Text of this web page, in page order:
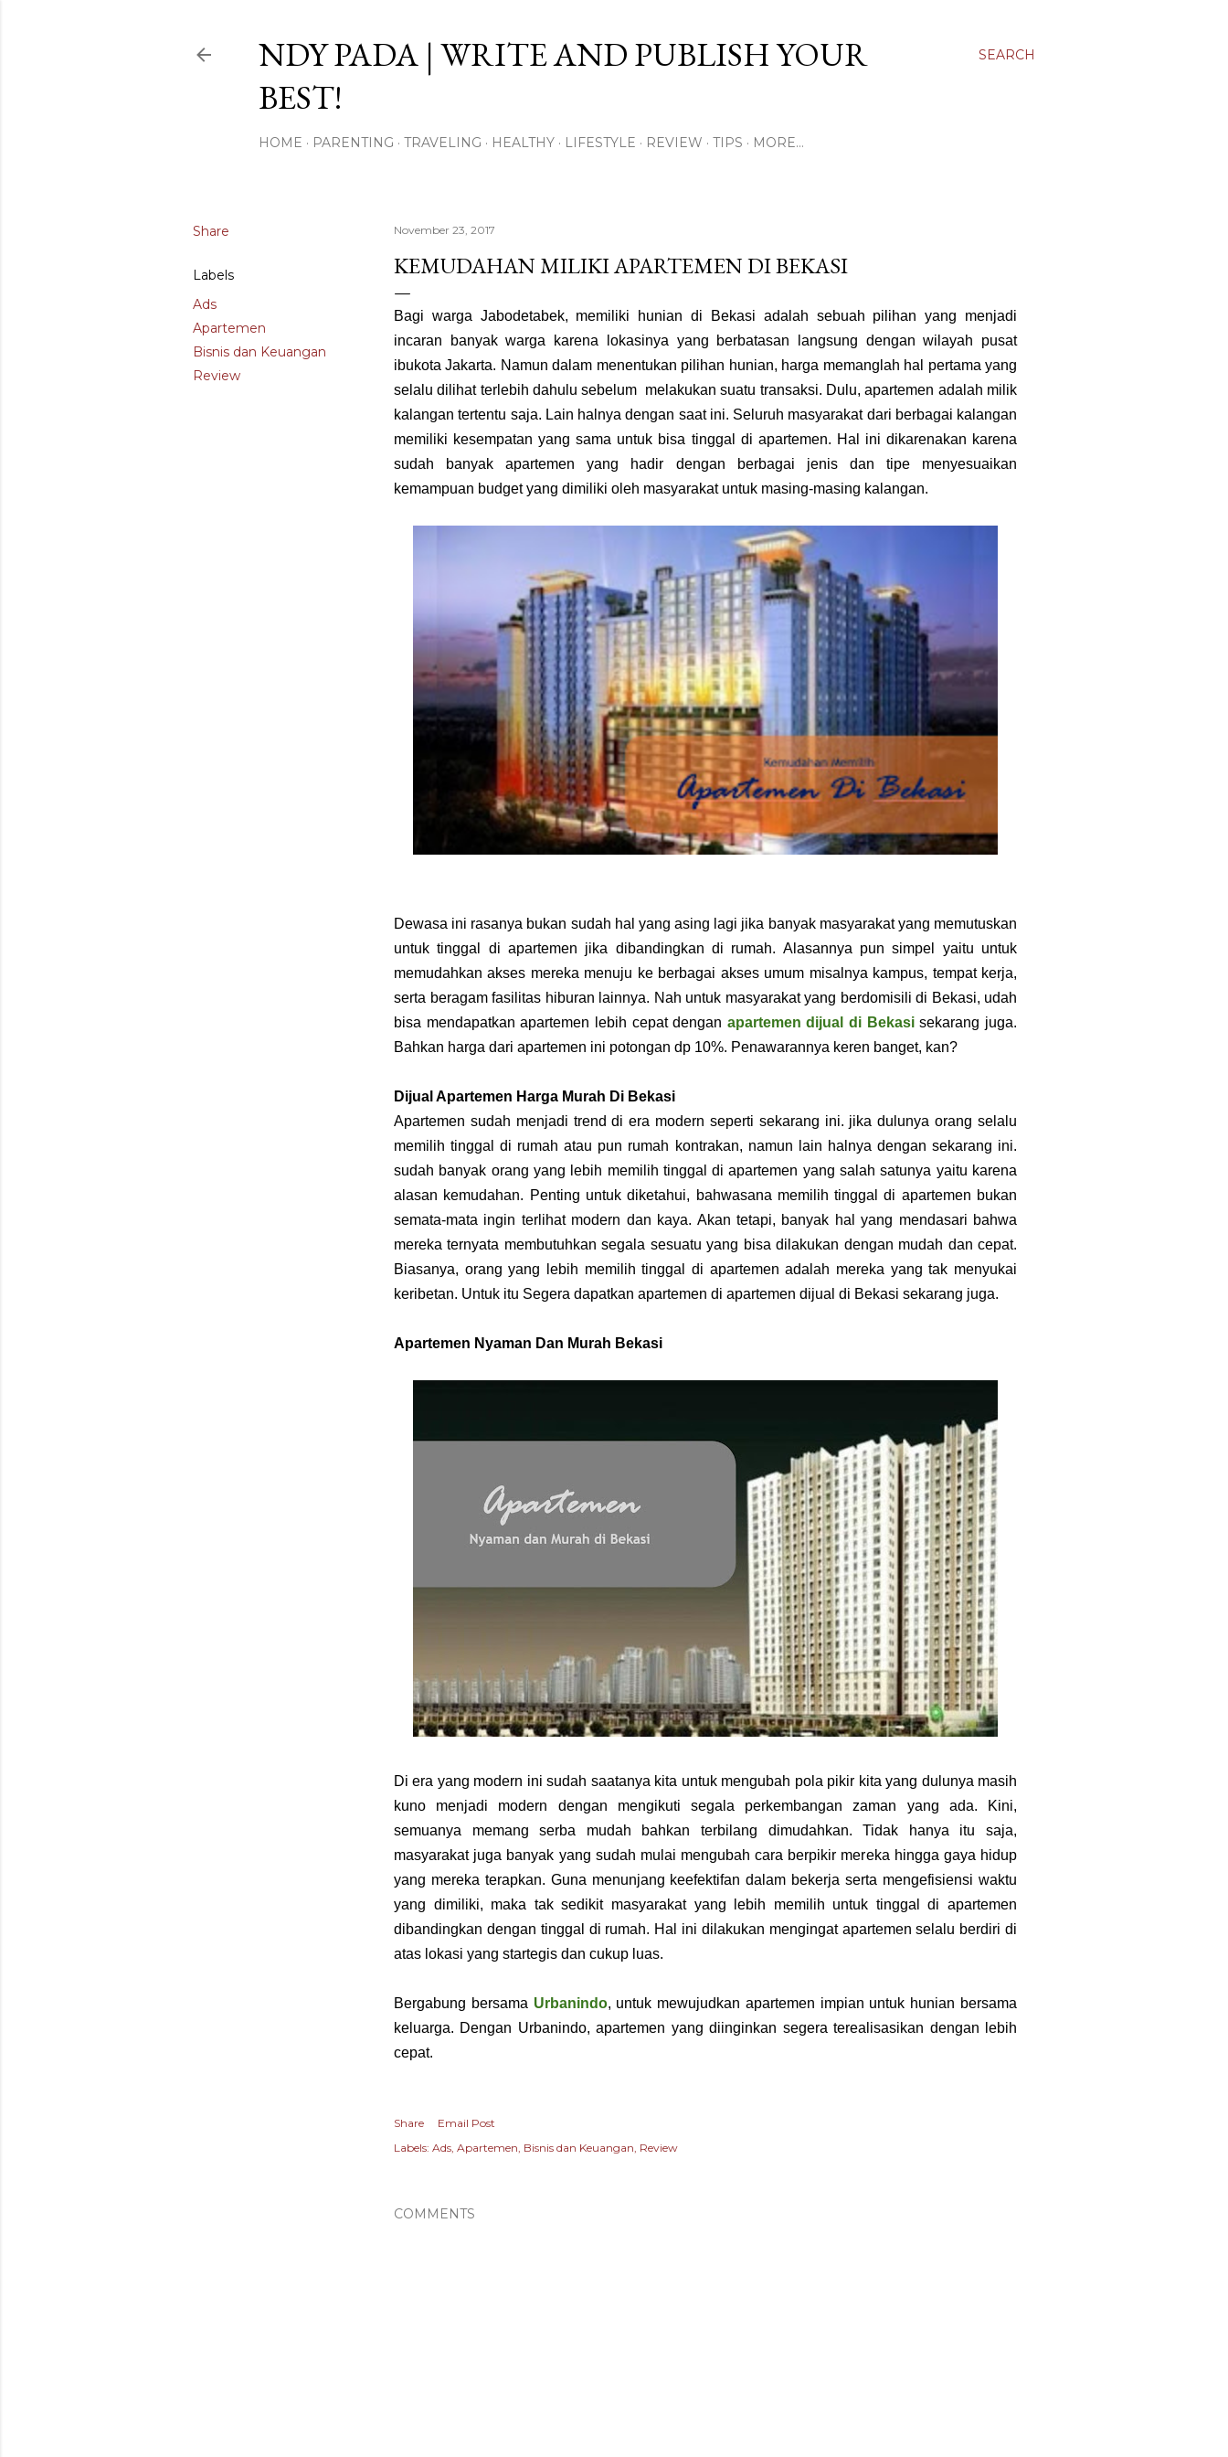
SEARCH
NDY PADA | WRITE AND PUBLISH YOUR
BEST!
HOME PARENTING TRAVELING HEALTHY LIFESTYLE REVIEW TIPS MORE…
Share
Labels
Ads
Apartemen
Bisnis dan Keuangan
Review
November 23, 2017
KEMUDAHAN MILIKI APARTEMEN DI BEKASI
Bagi warga Jabodetabek, memiliki hunian di Bekasi adalah sebuah pilihan yang menjadi
incaran banyak warga karena lokasinya yang berbatasan langsung dengan wilayah pusat
ibukota Jakarta. Namun dalam menentukan pilihan hunian, harga memanglah hal pertama yang
selalu dilihat terlebih dahulu sebelum melakukan suatu transaksi. Dulu, apartemen adalah milik
kalangan tertentu saja. Lain halnya dengan saat ini. Seluruh masyarakat dari berbagai kalangan
memiliki kesempatan yang sama untuk bisa tinggal di apartemen. Hal ini dikarenakan karena
sudah banyak apartemen yang hadir dengan berbagai jenis dan tipe menyesuaikan
kemampuan budget yang dimiliki oleh masyarakat untuk masing-masing kalangan.
Dewasa ini rasanya bukan sudah hal yang asing lagi jika banyak masyarakat yang memutuskan
untuk tinggal di apartemen jika dibandingkan di rumah. Alasannya pun simpel yaitu untuk
memudahkan akses mereka menuju ke berbagai akses umum misalnya kampus, tempat kerja,
serta beragam fasilitas hiburan lainnya. Nah untuk masyarakat yang berdomisili di Bekasi, udah
bisa mendapatkan apartemen lebih cepat dengan apartemen dijual di Bekasisekarang juga.
Bahkan harga dari apartemen ini potongan dp 10%. Penawarannya keren banget, kan?
Dijual Apartemen Harga Murah Di Bekasi
Apartemen sudah menjadi trend di era modern seperti sekarang ini. jika dulunya orang selalu
memilih tinggal di rumah atau pun rumah kontrakan, namun lain halnya dengan sekarang ini.
sudah banyak orang yang lebih memilih tinggal di apartemen yang salah satunya yaitu karena
alasan kemudahan. Penting untuk diketahui, bahwasana memilih tinggal di apartemen bukan
semata-mata ingin terlihat modern dan kaya. Akan tetapi, banyak hal yang mendasari bahwa
mereka ternyata membutuhkan segala sesuatu yang bisa dilakukan dengan mudah dan cepat.
Biasanya, orang yang lebih memilih tinggal di apartemen adalah mereka yang tak menyukai
keribetan. Untuk itu Segera dapatkan apartemen di apartemen dijual di Bekasi sekarang juga.
Apartemen Nyaman Dan Murah Bekasi
Di era yang modern ini sudah saatanya kita untuk mengubah pola pikir kita yang dulunya masih
kuno menjadi modern dengan mengikuti segala perkembangan zaman yang ada. Kini,
semuanya memang serba mudah bahkan terbilang dimudahkan. Tidak hanya itu saja,
masyarakat juga banyak yang sudah mulai mengubah cara berpikir mereka hingga gaya hidup
yang mereka terapkan. Guna menunjang keefektifan dalam bekerja serta mengefisiensi waktu
yang dimiliki, maka tak sedikit masyarakat yang lebih memilih untuk tinggal di apartemen
dibandingkan dengan tinggal di rumah. Hal ini dilakukan mengingat apartemen selalu berdiri di
atas lokasi yang startegis dan cukup luas.
Bergabung bersama Urbanindo, untuk mewujudkan apartemen impian untuk hunian bersama
keluarga. Dengan Urbanindo, apartemen yang diinginkan segera terealisasikan dengan lebih
cepat.
Share
Email Post
Labels: Ads Apartemen Bisnis dan Keuangan Review
COMMENTS